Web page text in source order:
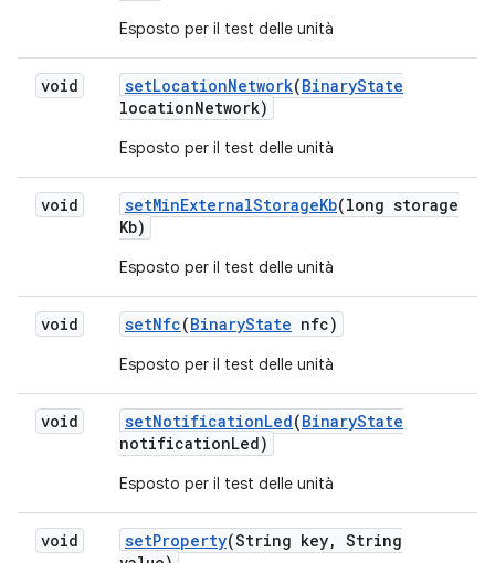
Esposto per il test delle unità
void setLocationNetwork(BinaryState
locationNetwork)
Esposto per il test delle unità
void setMinExternalStorageKb(long storage
Kb)
Esposto per il test delle unità
void setNfc(BinaryState nfc)
Esposto per il test delle unità
void setNotificationLed(BinaryState
notificationLed)
Esposto per il test delle unità
void setProperty(String key, String